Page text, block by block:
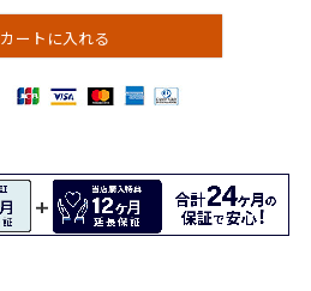
カートに入れる